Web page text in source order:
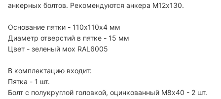
анкерных болтов. Рекомендуются анкера М12х130.
Основание пятки - 110х110х4 мм
Диаметр отверстий в пятке - 15 мм
Цвет - зеленый мох RAL6005
В комплектацию входит:
Пятка - 1 шт.
Болт c полукруглой головкой, оцинкованный М8х40 - 2 шт.